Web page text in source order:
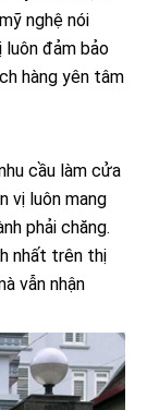
nghệ nói
luôn đảm bảo
hàng yên tâm
cầu làm cửa
vị luôn mang
phải chăng.
nhất trên thị
vẫn nhận